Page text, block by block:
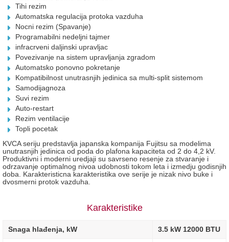
Tihi rezim
Automatska regulacija protoka vazduha
Nocni rezim (Spavanje)
Programabilni nedeljni tajmer
infracrveni daljinski upravljac
Povezivanje na sistem upravljanja zgradom
Automatsko ponovno pokretanje
Kompatibilnost unutrasnjih jedinica sa multi-split sistemom
Samodijagnoza
Suvi rezim
Auto-restart
Rezim ventilacije
Topli pocetak
KVCA seriju predstavlja japanska kompanija Fujitsu sa modelima
unutrasnjih jedinica od poda do plafona kapaciteta od 2 do 4,2 kV.
Produktivni i moderni uredjaji su savrseno resenje za stvaranje i
odrzavanje optimalnog nivoa udobnosti tokom leta i izmedju godisnjih
doba. Karakteristicna karakteristika ove serije je nizak nivo buke i
dvosmerni protok vazduha.
Karakteristike
Snaga hlađenja, kW 3.5 kW 12000 BTU